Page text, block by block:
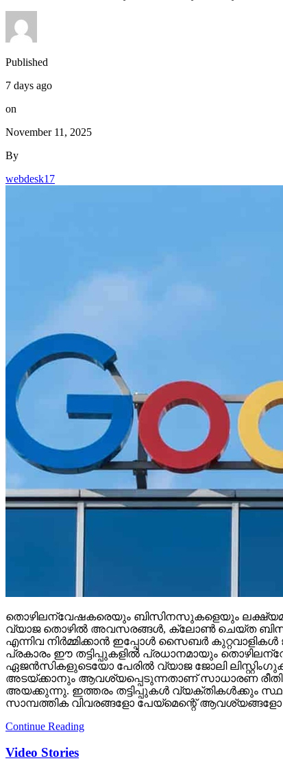
Published
7 days ago
on
November 11, 2025
By
webdesk17
തൊഴിലന്വേഷകരെയും ബിസിനസുകളെയും
വ്യാജ തൊഴില്‍ അവസരങ്ങള്‍, ക്ലോണ്‍ ചെയ്ത
എന്നിവ നിര്‍മ്മിക്കാന്‍ ഇപ്പോള്‍ സൈബര്‍ കുറ്റവാളികള്‍
പ്രകാരം ഈ തട്ടിപ്പുകളില്‍ പ്രധാനമായും
ഏജന്‍സികളുടെയോ പേരില്‍ വ്യാജ ജോലി
അടയ്ക്കാനും ആവശ്യപ്പെടുന്നതാണ് സാധാരണ രീതി.
അയക്കുന്നു. ഇത്തരം തട്ടിപ്പുകള്‍ വ്യക്തികള്‍ക്കും
സാമ്പത്തിക വിവരങ്ങളോ പേയ്‌മെന്റെ്
Continue Reading
Video Stories